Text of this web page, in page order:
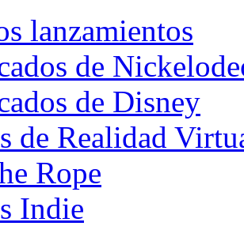
lanzamientos
de
de Disney
de Realidad
Rope
Indie